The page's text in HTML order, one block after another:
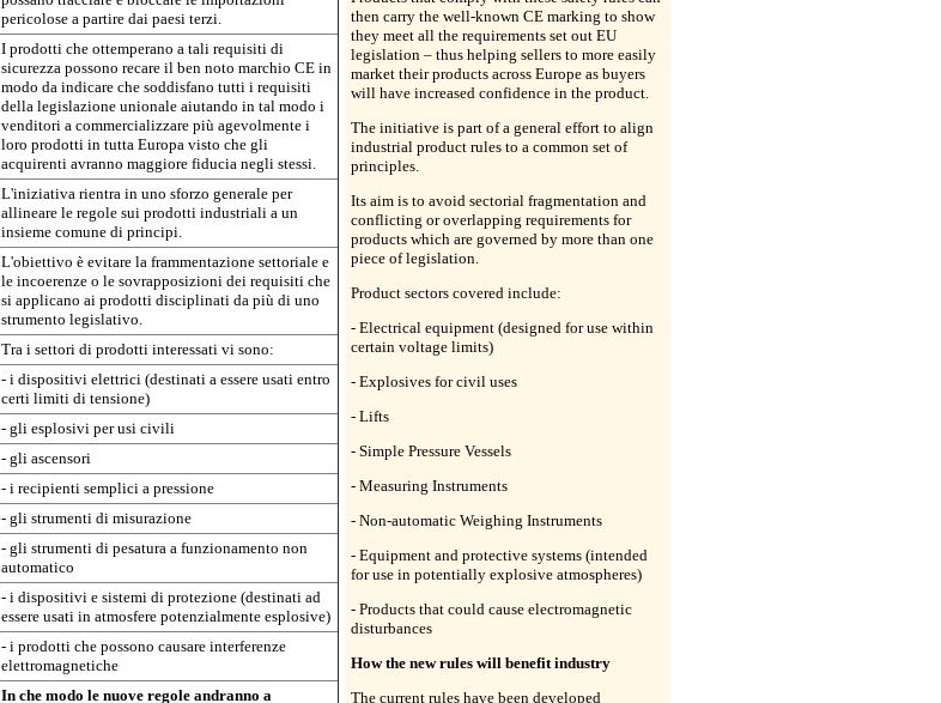
pericolose a partire dai paesi terzi.
I prodotti che ottemperano a tali requisiti di
sicurezza possono recare il ben noto marchio CE in
modo da indicare che soddisfano tutti i requisiti
della legislazione unionale aiutando in tal modo i
venditori a commercializzare più agevolmente i
loro prodotti in tutta Europa visto che gli
acquirenti avranno maggiore fiducia negli stessi.
L'iniziativa rientra in uno sforzo generale per
allineare le regole sui prodotti industriali a un
insieme comune di principi.
L'obiettivo è evitare la frammentazione settoriale e
le incoerenze o le sovrapposizioni dei requisiti che
si applicano ai prodotti disciplinati da più di uno
strumento legislativo.
Tra i settori di prodotti interessati vi sono:
- i dispositivi elettrici (destinati a essere usati entro
certi limiti di tensione)
- gli esplosivi per usi civili
- gli ascensori
- i recipienti semplici a pressione
- gli strumenti di misurazione
- gli strumenti di pesatura a funzionamento non
automatico
- i dispositivi e sistemi di protezione (destinati ad
essere usati in atmosfere potenzialmente esplosive)
- i prodotti che possono causare interferenze
elettromagnetiche
In che modo le nuove regole andranno a
then carry the well-known CE marking to show
they meet all the requirements set out EU
legislation – thus helping sellers to more easily
market their products across Europe as buyers
will have increased confidence in the product.
The initiative is part of a general effort to align
industrial product rules to a common set of
principles.
Its aim is to avoid sectorial fragmentation and
conflicting or overlapping requirements for
products which are governed by more than one
piece of legislation.
Product sectors covered include:
- Electrical equipment (designed for use within
certain voltage limits)
- Explosives for civil uses
- Lifts
- Simple Pressure Vessels
- Measuring Instruments
- Non-automatic Weighing Instruments
- Equipment and protective systems (intended
for use in potentially explosive atmospheres)
- Products that could cause electromagnetic
disturbances
How the new rules will benefit industry
The current rules have been developed